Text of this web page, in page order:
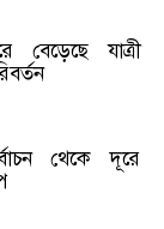
বেড়েছে যাত্রী
থেকে দূরে